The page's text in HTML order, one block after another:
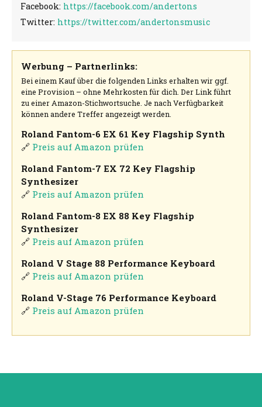
Facebook: https://facebook.com/andertons
Twitter: https://twitter.com/andertonsmusic
Werbung – Partnerlinks:
Bei einem Kauf über die folgenden Links erhalten wir ggf.
eine Provision – ohne Mehrkosten für dich. Der Link führt
zu einer Amazon-Stichwortsuche. Je nach Verfügbarkeit
können andere Treffer angezeigt werden.
Roland Fantom-6 EX 61 Key Flagship Synth
🔗 Preis auf Amazon prüfen
Roland Fantom-7 EX 72 Key Flagship
Synthesizer
🔗 Preis auf Amazon prüfen
Roland Fantom-8 EX 88 Key Flagship
Synthesizer
🔗 Preis auf Amazon prüfen
Roland V Stage 88 Performance Keyboard
🔗 Preis auf Amazon prüfen
Roland V-Stage 76 Performance Keyboard
🔗 Preis auf Amazon prüfen